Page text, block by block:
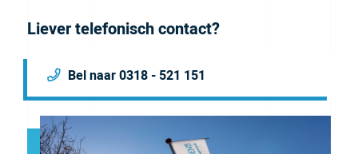
Liever telefonisch contact?
Bel naar 0318 - 521 151